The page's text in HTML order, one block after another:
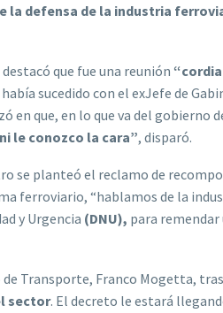
la defensa de la industria
que fue una reunión
sucedido con el exJefe de
en que, en lo que va del gobierno
le conozco la cara”, disparó.
se planteó el reclamo de
ferroviario, “hablamos de la
y Urgencia (DNU), para
Transporte, Franco Mogetta,
sector. El decreto le estará